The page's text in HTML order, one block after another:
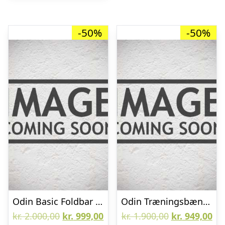
-50%
Odin Basic Foldbar Bænkpres Bænk
kr.2.000,00 Den
kr. 999,00Den
-50%
Odin Træningsbænk Elite Flad Bænk
kr.1.900,00 Den
kr. 949,00